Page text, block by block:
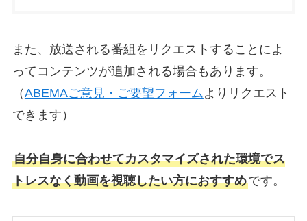
また、放送される番組をリクエストすることによ
ってコンテンツが追加される場合もあります。
（ABEMAご意見・ご要望フォーム よりリクエスト
できます）
自分自身に合わせてカスタマイズされた環境でス
トレスなく動画を視聴したい方におすすめです。